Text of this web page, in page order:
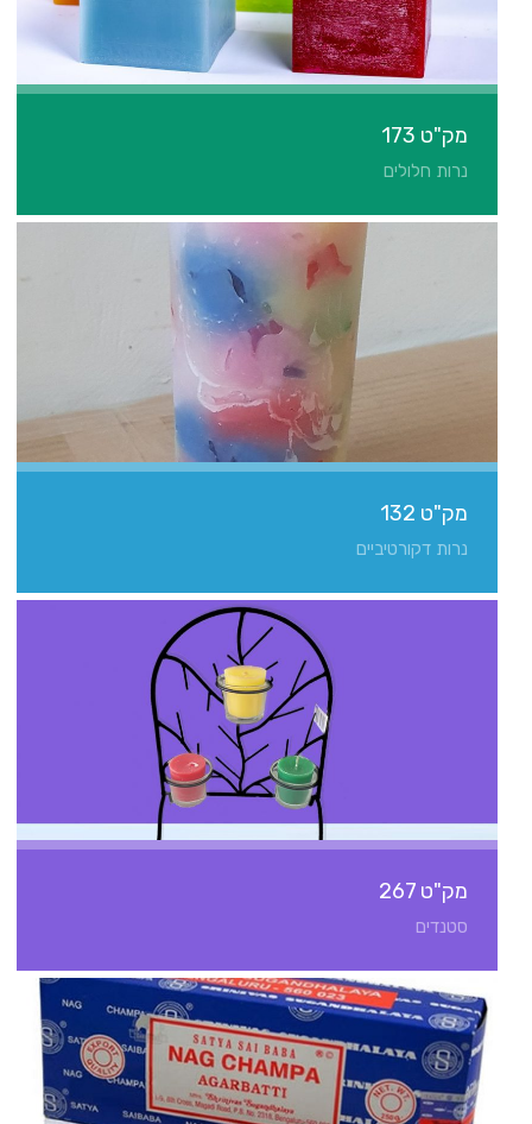
מק"ט 173
נרות חלולים
מק"ט 132
נרות דקורטיביים
מק"ט 267
סטנדים